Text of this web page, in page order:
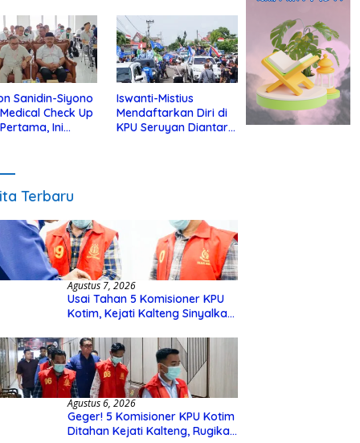
di Kotim
Sanidin-Siyono
Check Up
Ini
Iswanti-Mistius
Mendaftarkan Diri di
KPU Seruyan Diantar
Terbaru
Agustus 7, 2026
Usai Tahan 5 Komisioner KPU
Kotim, Kejati Kalteng Sinyalkan
Hibah Rp40 Miliar
Agustus 6, 2026
Geger! 5 Komisioner KPU Kotim
Ditahan Kejati Kalteng, Rugikan